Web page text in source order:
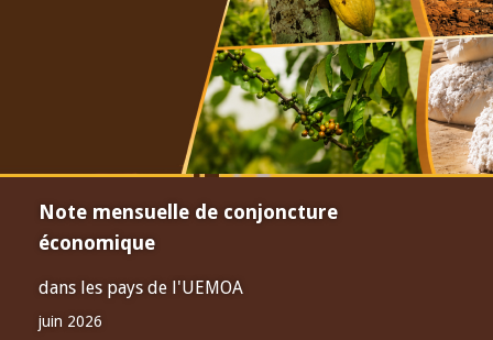
Note mensuelle de conjoncture
économique
dans les pays de l'UEMOA
juin 2026